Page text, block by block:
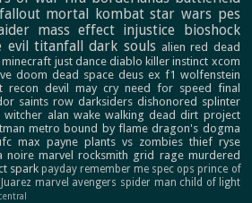
fallout mortal kombat star wars pes
mass effect injustice bioshock
evil titanfall dark souls alien red dead
minecraft just dance diablo killer instinct xcom
doom dead space deus ex f1 wolfenstein
recon devil may cry need for speed final
saints row darksiders dishonored splinter
witcher alan wake walking dead dirt project
metro bound by flame dragon's dogma
max payne plants vs zombies thief ryse
noire marvel rocksmith grid rage murdered
spark payday remember me spec ops prince of
marvel avengers spider man child of light